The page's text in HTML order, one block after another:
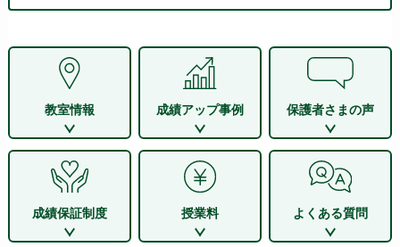
教室情報 成績アップ事例 保護者さまの声
成績保証制度 授業料 よくある質問